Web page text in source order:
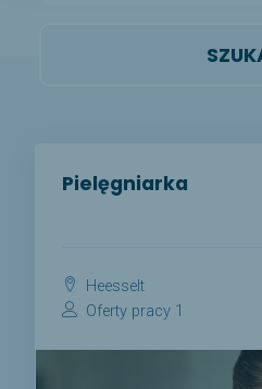
Pielęgniarka
Heesselt
Oferty pracy 1